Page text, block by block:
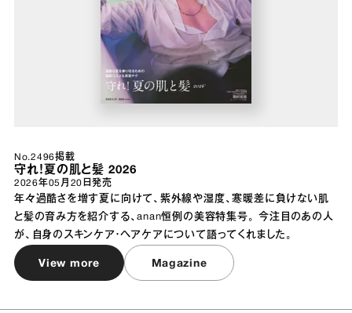
No.2496掲載
守れ！夏の肌と髪 2026
2026年05月20日 発売
年々過酷さを増す夏に向けて、紫外線や湿度、寒暖差に負けない肌
と髪の育み方を紹介する、anan恒例の美容特集号。 今注目のあの人
が、自身のスキンケア・ヘアケアについて語ってくれました。
View more Magazine